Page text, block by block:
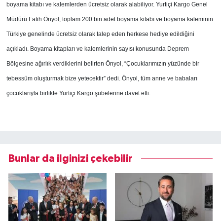
boyama kitabı ve kalemlerden ücretsiz olarak alabiliyor. Yurtiçi Kargo Genel
Müdürü Fatih Önyol, toplam 200 bin adet boyama kitabı ve boyama kaleminin
Türkiye genelinde ücretsiz olarak talep eden herkese hediye edildiğini
açıkladı. Boyama kitapları ve kalemlerinin sayısı konusunda Deprem
Bölgesine ağırlık verdiklerini belirten Önyol, “Çocuklarımızın yüzünde bir
tebessüm oluşturmak bize yetecektir” dedi. Önyol, tüm anne ve babaları
çocuklarıyla birlikte Yurtiçi Kargo şubelerine davet etti.
Bunlar da ilginizi çekebilir